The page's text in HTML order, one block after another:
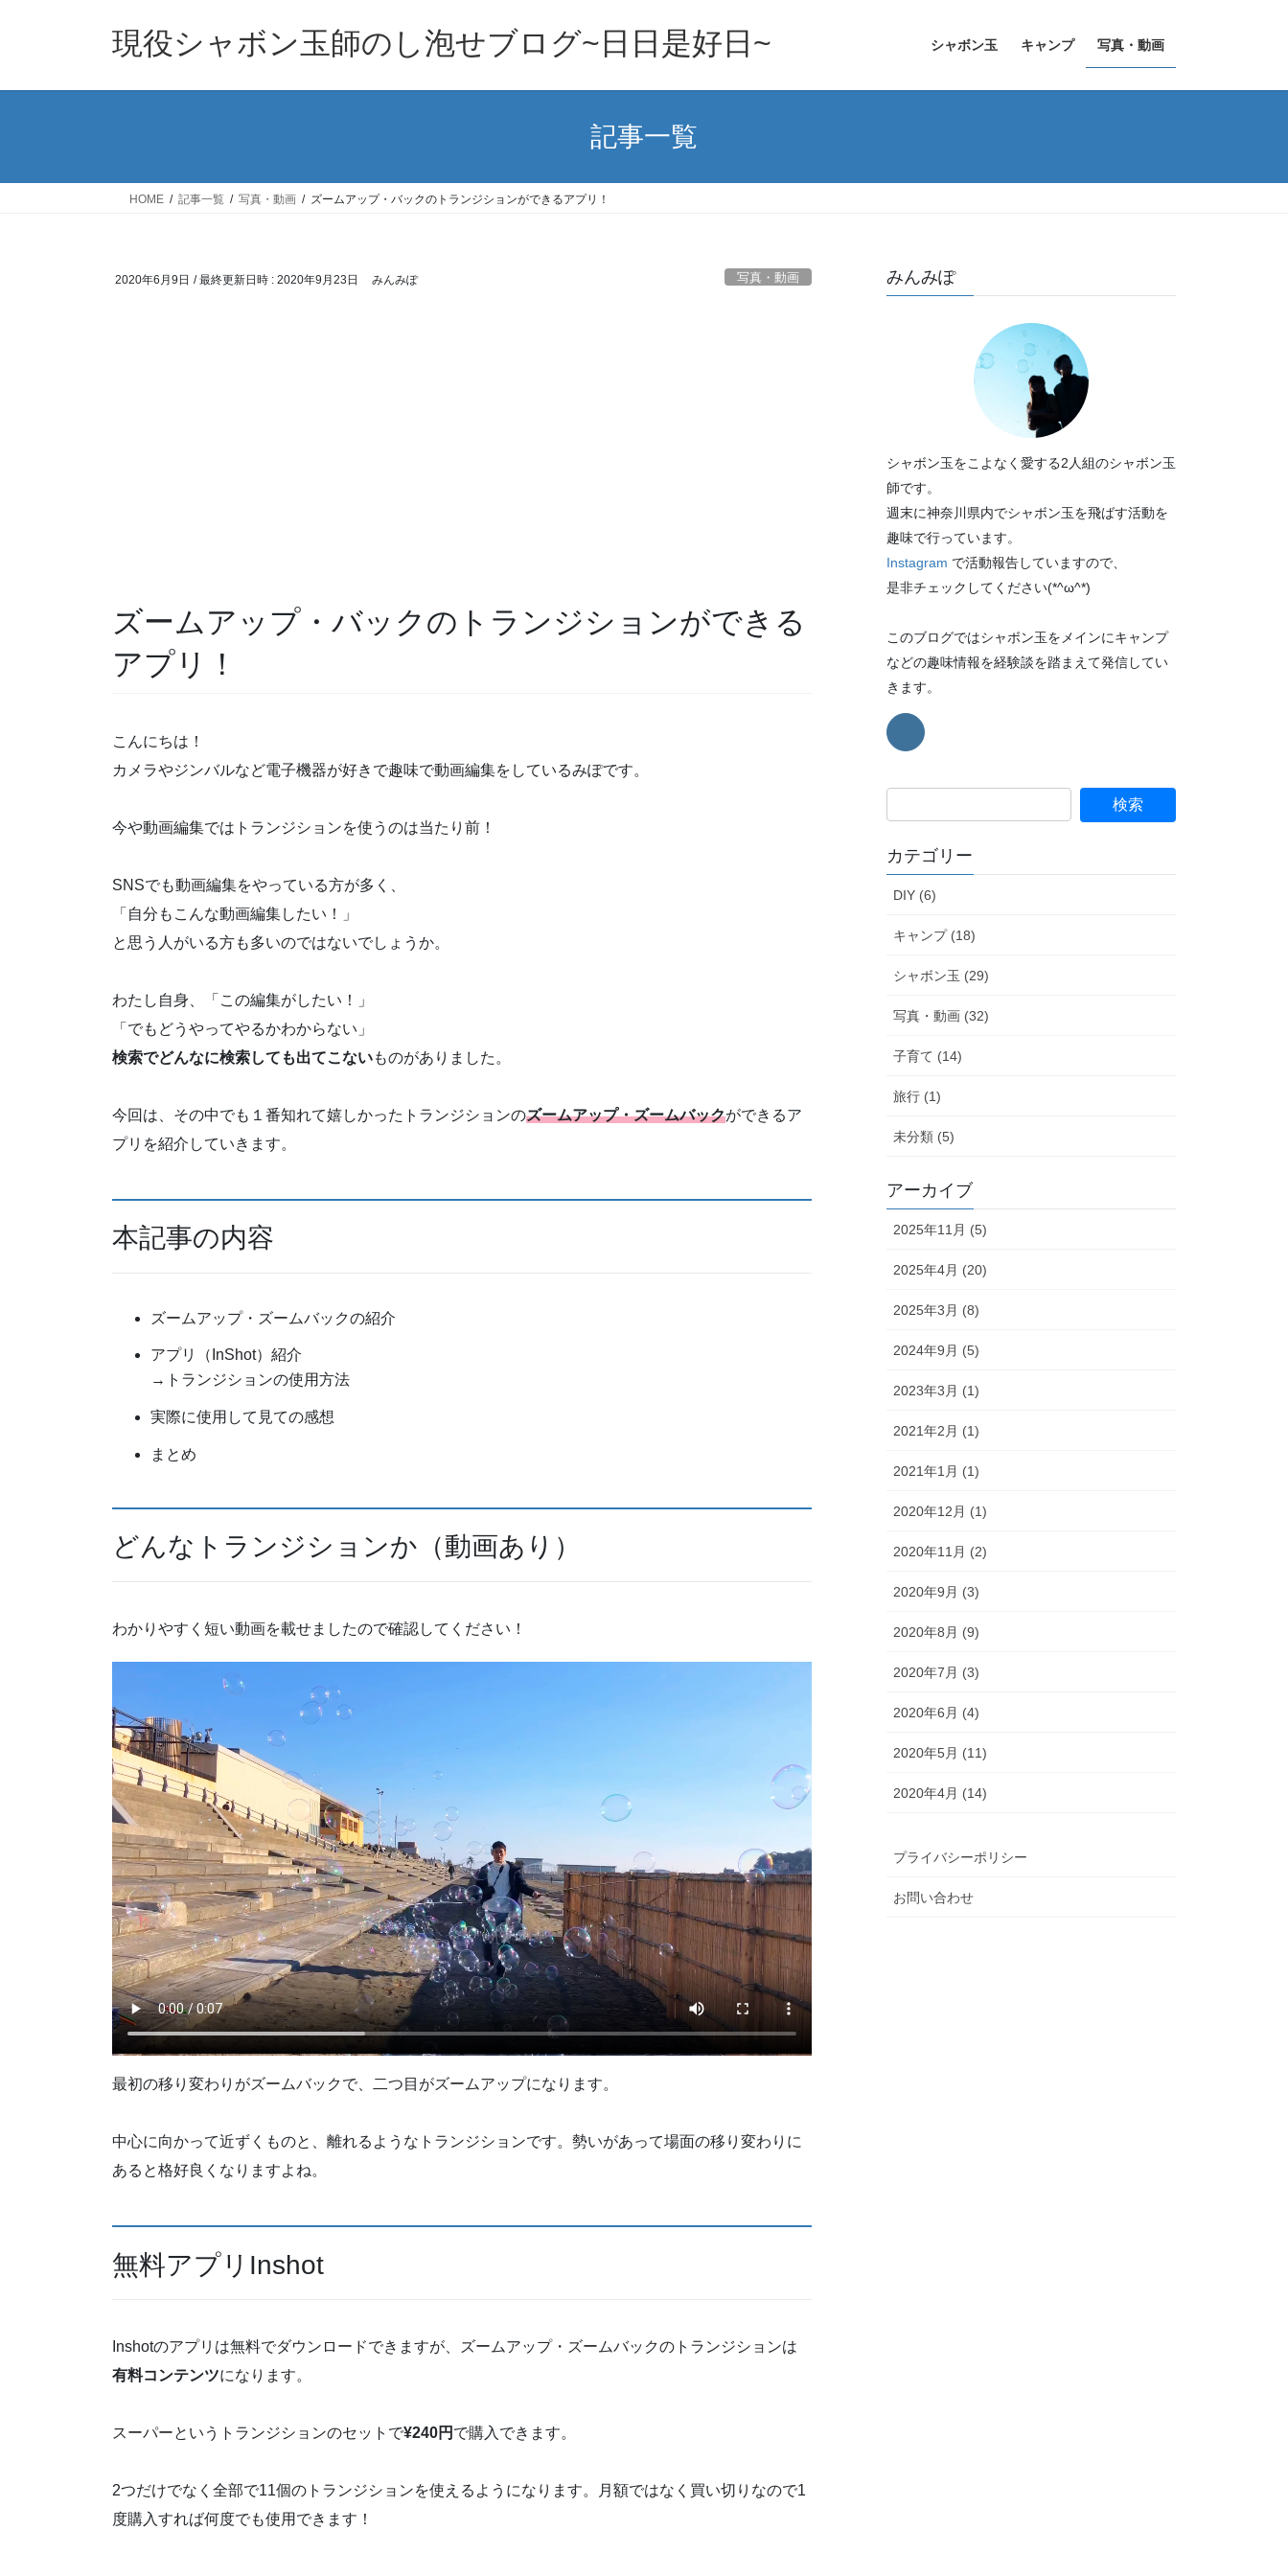
現役シャボン玉師のし泡せブログ~日日是好日~ シャボン玉 キャンプ 写真・動画
記事一覧
HOME 記事一覧 写真・動画 ズームアップ・バックのトランジションができるアプリ！
2020年6月9日 / 最終更新日時 : 2020年9月23日 みんみぽ 写真・動画
ズームアップ・バックのトランジションができる
アプリ！
こんにちは！
カメラやジンバルなど電子機器が好きで趣味で動画編集をしているみぽです。
今や動画編集ではトランジションを使うのは当たり前！
SNSでも動画編集をやっている方が多く、
「自分もこんな動画編集したい！」
と思う人がいる方も多いのではないでしょうか。
わたし自身、「この編集がしたい！」
「でもどうやってやるかわからない」
検索でどんなに検索しても出てこないものがありました。
今回は、その中でも１番知れて嬉しかったトランジションのズームアップ・ズームバックができるア
プリを紹介していきます。
本記事の内容
ズームアップ・ズームバックの紹介
アプリ（InShot）紹介
→トランジションの使用方法
実際に使用して見ての感想
まとめ
どんなトランジションか（動画あり）
わかりやすく短い動画を載せましたので確認してください！
最初の移り変わりがズームバックで、二つ目がズームアップになります。
中心に向かって近ずくものと、離れるようなトランジションです。勢いがあって場面の移り変わりに
あると格好良くなりますよね。
無料アプリInshot
Inshotのアプリは無料でダウンロードできますが、ズームアップ・ズームバックのトランジションは
有料コンテンツになります。
スーパーというトランジションのセットで¥240円 で購入できます。
2つだけでなく全部で11個のトランジションを使えるようになります。月額ではなく買い切りなので1
度購入すれば何度でも使用できます！
みんみぽ
シャボン玉をこよなく愛する2人組のシャボン玉
師です。
週末に神奈川県内でシャボン玉を飛ばす活動を
趣味で行っています。
Instagram で活動報告していますので、
是非チェックしてください(*^ω^*)
このブログではシャボン玉をメインにキャンプ
などの趣味情報を経験談を踏まえて発信してい
きます。
カテゴリー
DIY (6)
キャンプ (18)
シャボン玉 (29)
写真・動画 (32)
子育て (14)
旅行 (1)
未分類 (5)
アーカイブ
2025年11月 (5)
2025年4月 (20)
2025年3月 (8)
2024年9月 (5)
2023年3月 (1)
2021年2月 (1)
2021年1月 (1)
2020年12月 (1)
2020年11月 (2)
2020年9月 (3)
2020年8月 (9)
2020年7月 (3)
2020年6月 (4)
2020年5月 (11)
2020年4月 (14)
プライバシーポリシー
お問い合わせ